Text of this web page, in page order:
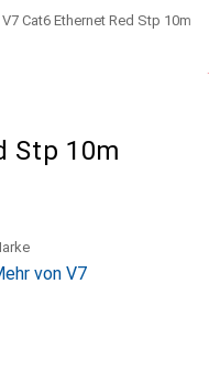
V7 Cat6 Ethernet Red Stp 10m
Stp 10m
von V7